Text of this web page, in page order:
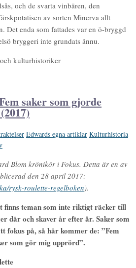
och de svarta vinbären, den
av sorten Minerva allt
Det enda som fattades var en ö-bryggd
bryggeri inte grundats ännu.
kulturhistoriker
saker som gjorde
Edwards egna artiklar Kulturhistoria
Blom krönikör i Fokus. Detta är en av
den 28 april 2017:
rysk-roulette-regelboken).
finns teman som inte riktigt räcker till
där och skaver år efter år. Saker som
fokus på, så här kommer de: ”Fem
som gör mig upprörd”.